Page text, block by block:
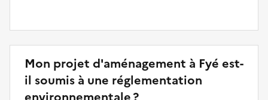
Mon projet d'aménagement à Fyé est-
il soumis à une réglementation